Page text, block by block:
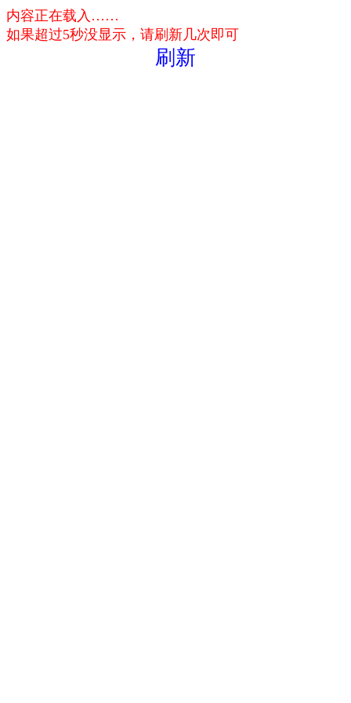
内容正在载入……
如果超过5秒没显示，请刷新几次即可
刷新